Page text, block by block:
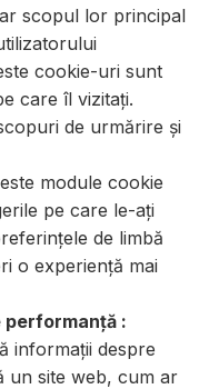
scopul lor principal
cookie-uri sunt
care îl vizitați.
de urmărire și
module cookie
pe care le-ați
de limbă
o experiență mai
performanță :
informații despre
un site web, cum ar